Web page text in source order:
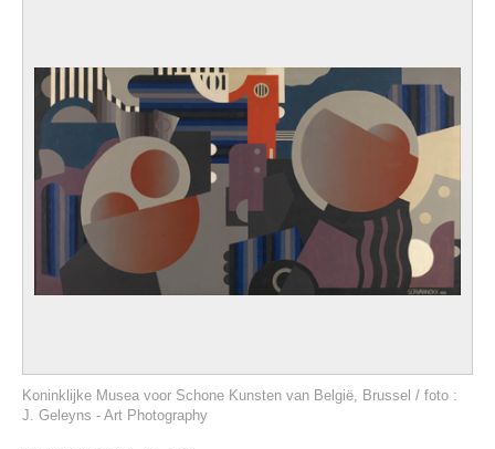
Koninklijke Musea voor Schone Kunsten van België, Brussel / foto :
J. Geleyns - Art Photography